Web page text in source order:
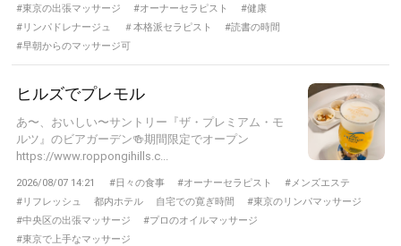
#東京の出張マッサージ
#オーナーセラピスト
#健康
#リンパドレナージュ
＃本格派セラピスト
#読書の時間
#早朝からのマッサージ可
ヒルズでプレモル
あ〜、おいしい〜サントリー『ザ・プレミアム・モ
ルツ』のビアガーデン🍻期間限定でオープン
https://www.roppongihills.c...
2026/08/07 14:21 #日々の食事 #オーナーセラピスト
#メンズエステ
#リフレッシュ
都内ホテル 自宅での寛ぎ時間
#東京のリンパマッサージ
#中央区の出張マッサージ
#プロのオイルマッサージ
#東京で上手なマッサージ